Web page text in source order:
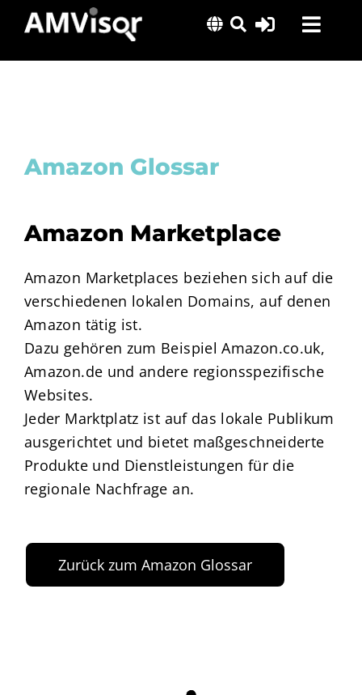
content
Lösungen
Über uns
Amazon Glossar
Amazon Marketplace
Amazon Marketplaces beziehen sich auf die
verschiedenen lokalen Domains, auf denen
Amazon tätig ist.
Dazu gehören zum Beispiel Amazon.co.uk,
Amazon.de und andere regionsspezifische
Websites.
Jeder Marktplatz ist auf das lokale Publikum
ausgerichtet und bietet maßgeschneiderte
Produkte und Dienstleistungen für die
regionale Nachfrage an.
Zurück zum Amazon Glossar